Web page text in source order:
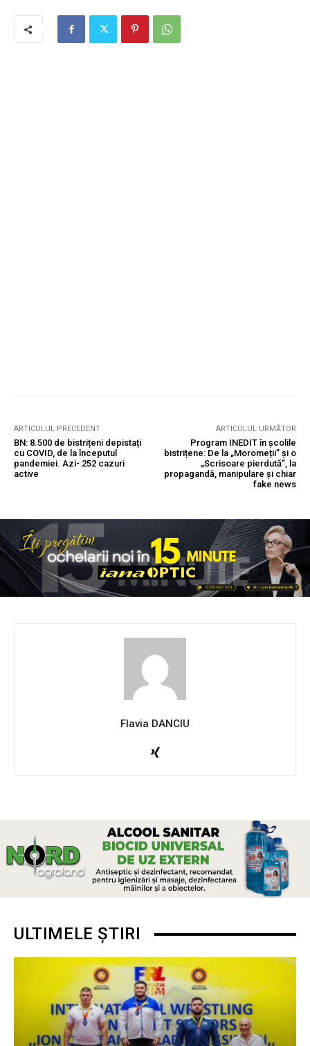
ARTICOLUL PRECEDENT
BN: 8.500 de bistrițeni depistați
cu COVID, de la începutul
pandemiei. Azi- 252 cazuri
active
ARTICOLUL URMĂTOR
Program INEDIT în școlile
bistrițene: De la „Moromeții” și o
„Scrisoare pierdută”, la
propagandă, manipulare și chiar
fake news
Flavia DANCIU
ULTIMELE ȘTIRI